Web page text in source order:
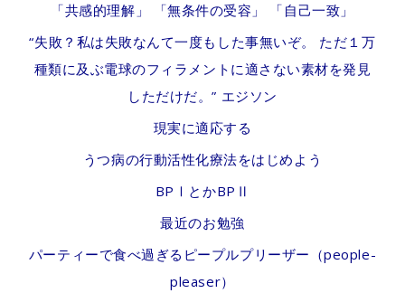
「共感的理解」 「無条件の受容」 「自己一致」
“失敗？私は失敗なんて一度もした事無いぞ。 ただ１万
種類に及ぶ電球のフィラメントに適さない素材を発見
しただけだ。” エジソン
現実に適応する
うつ病の行動活性化療法をはじめよう
BPⅠとかBPⅡ
最近のお勉強
パーティーで食べ過ぎるピープルプリーザー（people-
pleaser）